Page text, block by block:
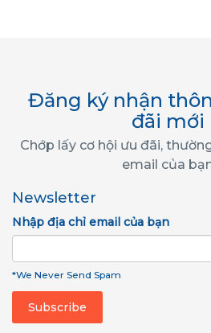
Đăng ký nhận
đãi mới
Chớp lấy cơ hội ưu đãi,
email của
Newsletter
Nhập địa chỉ email của bạn
*We Never Send Spam